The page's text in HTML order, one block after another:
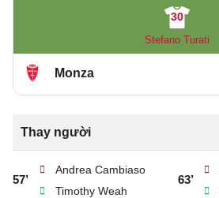
30
Stefano Turati
Monza
Thay người
57’
Andrea Cambiaso
Timothy Weah
63’